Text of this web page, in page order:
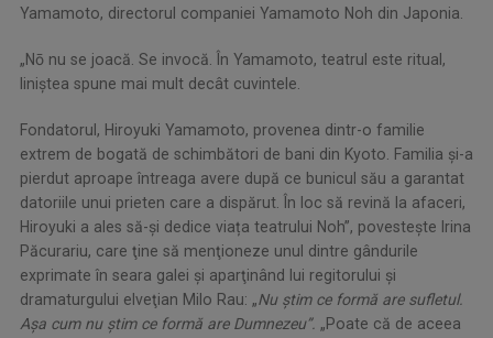
Yamamoto, directorul companiei Yamamoto Noh din Japonia.
„Nō nu se joacă. Se invocă. În Yamamoto, teatrul este ritual,
liniștea spune mai mult decât cuvintele.
Fondatorul, Hiroyuki Yamamoto, provenea dintr-o familie
extrem de bogată de schimbători de bani din Kyoto. Familia și-a
pierdut aproape întreaga avere după ce bunicul său a garantat
datoriile unui prieten care a dispărut. În loc să revină la afaceri,
Hiroyuki a ales să-și dedice viața teatrului Noh”, povesteşte Irina
Păcurariu, care ţine să menţioneze unul dintre gândurile
exprimate în seara galei şi aparţinând lui regitorului şi
dramaturgului elveţian Milo Rau: „Nu știm ce formă are sufletul.
Așa cum nu știm ce formă are Dumnezeu”. „Poate că de aceea